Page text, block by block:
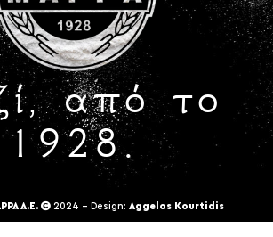
από το
1928.
Α.Ε. 2024 - Design: Aggelos Kourtidis